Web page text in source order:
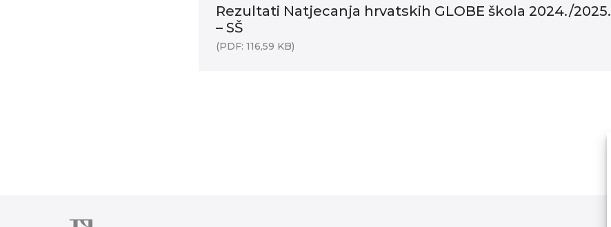
Rezultati Natjecanja hrvatskih GLOBE škola 2024./2025.
– SŠ
(PDF: 116,59 KB)